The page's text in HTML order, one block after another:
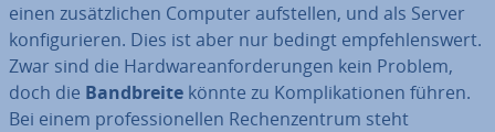
einen zu­sätz­li­chen Computer auf­stel­len, und als Server
kon­fi­gu­rie­ren. Dies ist aber nur bedingt emp­feh­lens­wert.
Zwar sind die Hard­ware­an­for­de­run­gen kein Problem,
doch die Band­brei­te könnte zu Kom­pli­ka­tio­nen führen.
Bei einem pro­fes­sio­nel­len Re­chen­zen­trum steht